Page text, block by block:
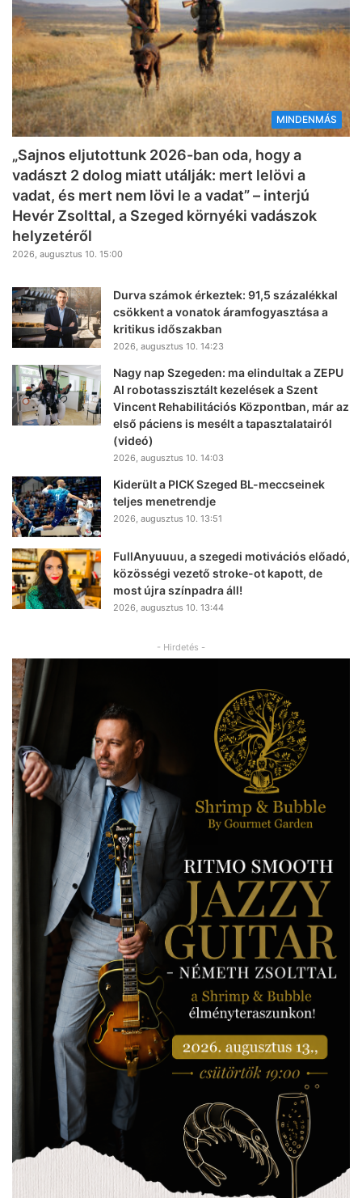
MINDENMÁS
„Sajnos eljutottunk 2026-ban oda, hogy a
vadászt 2 dolog miatt utálják: mert lelövi a
vadat, és mert nem lövi le a vadat” – interjú
Hevér Zsolttal, a Szeged környéki vadászok
helyzetéről
2026, augusztus 10. 15:00
Durva számok érkeztek: 91,5 százalékkal
csökkent a vonatok áramfogyasztása a
kritikus időszakban
2026, augusztus 10. 14:23
Nagy nap Szegeden: ma elindultak a ZEPU
AI robotasszisztált kezelések a Szent
Vincent Rehabilitációs Központban, már az
első páciens is mesélt a tapasztalatairól
(videó)
2026, augusztus 10. 14:03
Kiderült a PICK Szeged BL-meccseinek
teljes menetrendje
2026, augusztus 10. 13:51
FullAnyuuuu, a szegedi motivációs előadó,
közösségi vezető stroke-ot kapott, de
most újra színpadra áll!
2026, augusztus 10. 13:44
- Hirdetés -